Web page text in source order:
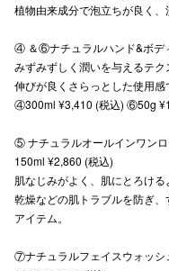
植物由来成分で泡⽴ちが良く、
④ ＆⑥ナチュラルハンド&ボデ
みずみずしく潤いを与えるテク
伸びが良くさらっとした使⽤感
④300ml ¥3,410 (税込) ⑥50g
⑤ ナチュラルオールインワン
150ml ¥2,860 (税込)
肌なじみがよく、肌にとろける
乾燥などの肌トラブルを防ぎ
アイテム。
⑦ナチュラルフェイスウォッシ